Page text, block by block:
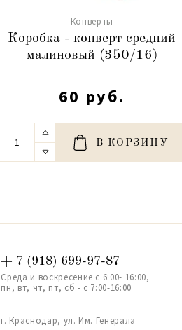
Конверты
Коробка - конверт средний
малиновый (350/16)
60 руб.
В КОРЗИНУ
+ 7 (918) 699-97-87
Среда и воскресение с 6:00- 16:00,
пн, вт, чт, пт, сб - с 7:00-16:00
г. Краснодар, ул. Им. Генерала